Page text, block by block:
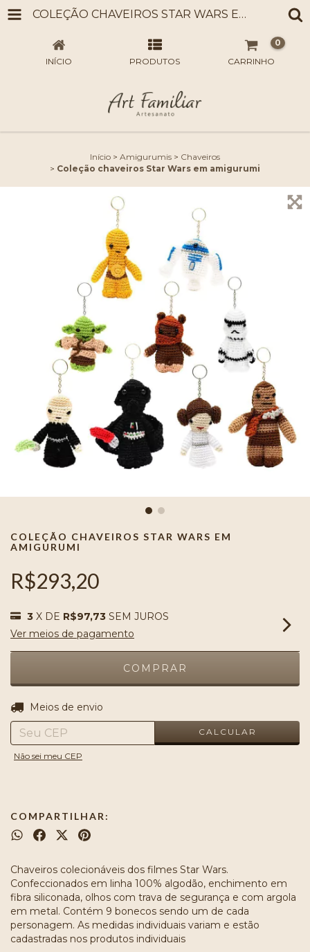
COLEÇÃO CHAVEIROS STAR WARS EM AMIGURUMI
INÍCIO PRODUTOS CARRINHO
0
Início > Amigurumis > Chaveiros
> Coleção chaveiros Star Wars em amigurumi
COLEÇÃO CHAVEIROS STAR WARS EM
AMIGURUMI
R$293,20
3 X DE R$97,73 SEM JUROS
Ver meios de pagamento
Entregas para o CEP:
Meios de envio
CALCULAR
Não sei meu CEP
COMPARTILHAR:
Chaveiros colecionáveis dos filmes Star Wars.
Confeccionados em linha 100% algodão, enchimento em
fibra siliconada, olhos com trava de segurança e com argola
em metal. Contém 9 bonecos sendo um de cada
personagem. As medidas individuais variam e estão
cadastradas nos produtos individuais